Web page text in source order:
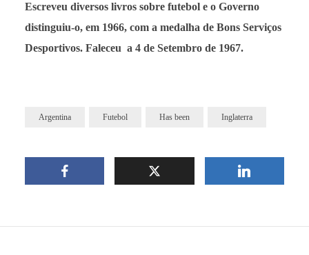
Escreveu diversos livros sobre futebol e o Governo
distinguiu-o, em 1966, com a medalha de Bons Serviços
Desportivos. Faleceu a 4 de Setembro de 1967.
Argentina Futebol Has been Inglaterra